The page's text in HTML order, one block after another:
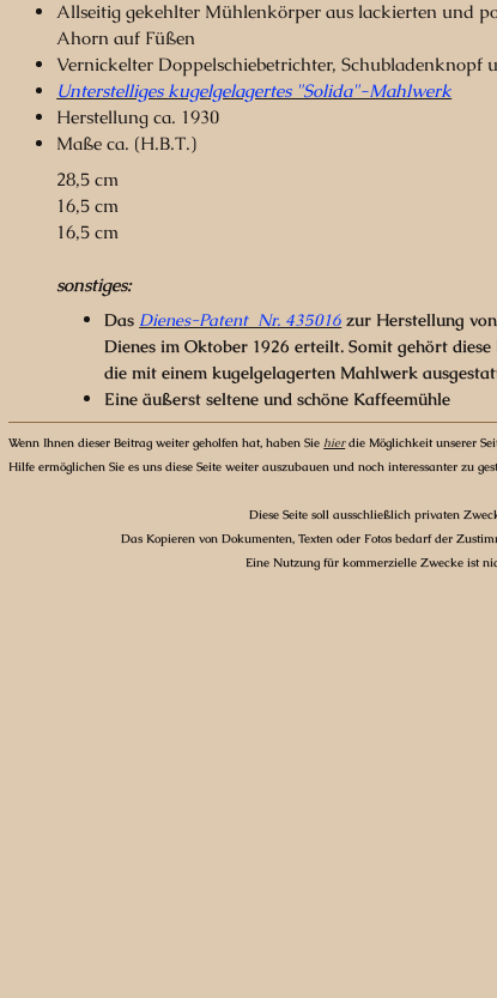
Allseitig gekehlter Mühlenkörper aus lackierten und
Ahorn auf Füßen
Vernickelter Doppelschiebetrichter, Schubladenknopf
Unterstelliges kugelgelagertes "Solida"-Mahlwerk
Herstellung ca. 1930
Maße ca. (H.B.T.)
28,5 cm
16,5 cm
16,5 cm
sonstiges:
Das Dienes-Patent Nr. 435016 zur Herstellung
Dienes im Oktober 1926 erteilt. Somit gehört
die mit einem kugelgelagerten Mahlwerk
Eine äußerst seltene und schöne Kaffeemühle
Wenn Ihnen dieser Beitrag weiter geholfen hat, haben Siehierdie Möglichkeit unserer
Hilfe ermöglichen Sie es uns diese Seite weiter auszubauen und noch interessanter zu
Diese Seite soll ausschließlich privaten
Das Kopieren von Dokumenten, Texten oder Fotos bedarf der
Eine Nutzung für kommerzielle Zwecke ist